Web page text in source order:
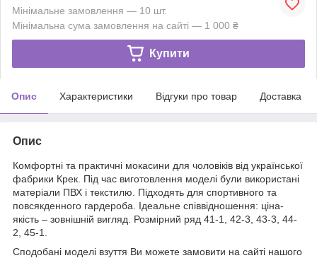
Мінімальне замовлення — 10 шт.
Мінімальна сума замовлення на сайті — 1 000 ₴
Купити
Опис Характеристики Відгуки про товар Доставка
Опис
Комфортні та практичні мокасини для чоловіків від української
фабрики Крек. Під час виготовлення моделі були використані
матеріали ПВХ і текстилю. Підходять для спортивного та
повсякденного гардероба. Ідеальне співвідношення: ціна-
якість – зовнішній вигляд. Розмірний ряд 41-1, 42-3, 43-3, 44-
2, 45-1.
Сподобані моделі взуття Ви можете замовити на сайті нашого